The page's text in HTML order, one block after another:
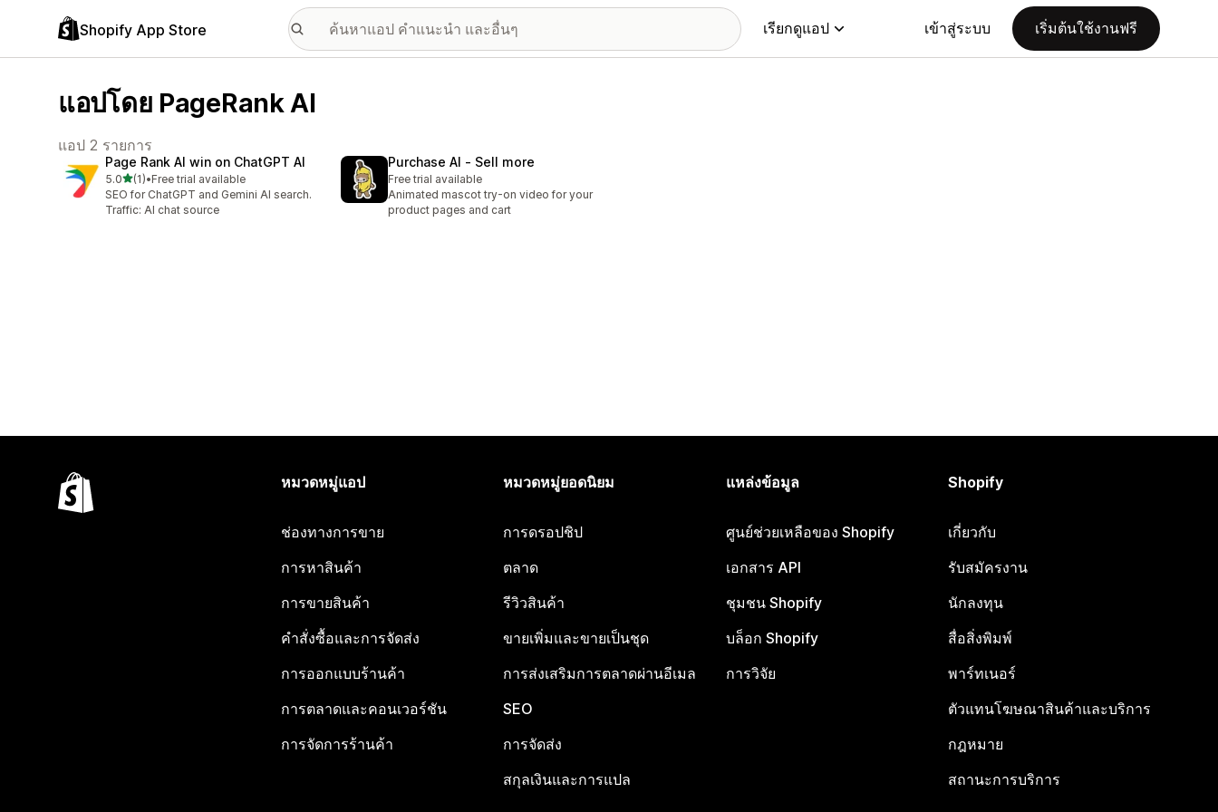
Shopify App Store เรียกดูแอป เข้าสู่ระบบ เริ่มต้นใช้งานฟรี
แอปโดย PageRank AI
แอป 2 รายการ
Page Rank AI win on ChatGPT AI
5.0เต็ม 5 ดาว
(1)
ทั้งหมด 1 รีวิว
•Free trial available
SEO for ChatGPT and Gemini AI search.
Traffic: AI chat source
Purchase AI ‑ Sell more
Free trial available
Animated mascot try-on video for your
product pages and cart
หมวดหมู่แอป
ช่องทางการขาย
การหาสินค้า
การขายสินค้า
คำสั่งซื้อและการจัดส่ง
การออกแบบร้านค้า
การตลาดและคอนเวอร์ชัน
การจัดการร้านค้า
หมวดหมู่ยอดนิยม
การดรอปชิป
ตลาด
รีวิวสินค้า
ขายเพิ่มและขายเป็นชุด
การส่งเสริมการตลาดผ่านอีเมล
SEO
การจัดส่ง
สกุลเงินและการแปล
แหล่งข้อมูล
ศูนย์ช่วยเหลือของ Shopify
เอกสาร API
ชุมชน Shopify
บล็อก Shopify
การวิจัย
Shopify
เกี่ยวกับ
รับสมัครงาน
นักลงทุน
สื่อสิ่งพิมพ์
พาร์ทเนอร์
ตัวแทนโฆษณาสินค้าและบริการ
กฎหมาย
สถานะการบริการ